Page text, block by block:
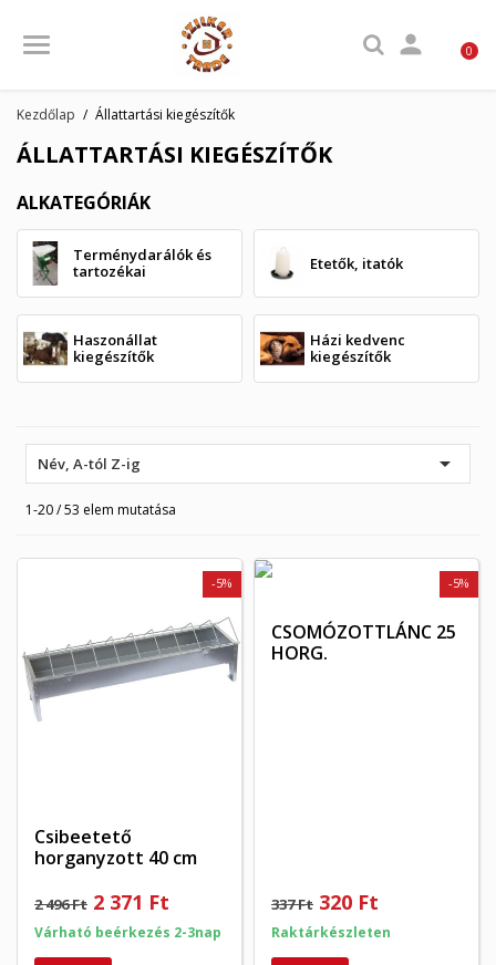
 0
Kezdőlap Állattartási kiegészítők
ÁLLATTARTÁSI KIEGÉSZÍTŐK
ALKATEGÓRIÁK
Terménydarálók és
tartozékai
Etetők, itatók
Haszonállat
kiegészítők
Házi kedvenc
kiegészítők
Név, A-tól Z-ig 
1-20 / 53 elem mutatása
Csibeetető
horganyzott 40 cm
2 496 Ft
-5%
2 371 Ft
Várható beérkezés 2-3nap
CSOMÓZOTTLÁNC 25
HORG.
337 Ft
-5%
320 Ft
Raktárkészleten